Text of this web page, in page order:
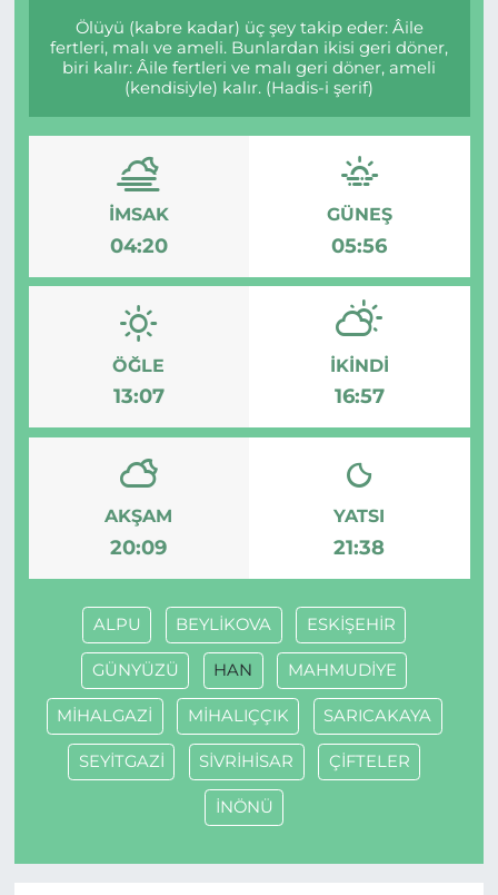
Ölüyü (kabre kadar) üç şey takip eder: Âile
fertleri, malı ve ameli. Bunlardan ikisi geri döner,
biri kalır: Âile fertleri ve malı geri döner, ameli
(kendisiyle) kalır. (Hadis-i şerif)
İMSAK
04:20
GÜNEŞ
05:56
ÖĞLE
13:07
İKINDI
16:57
AKŞAM
20:09
YATSI
21:38
ALPU BEYLİKOVA ESKİŞEHİR
GÜNYÜZÜ HAN MAHMUDİYE
MİHALGAZİ MİHALIÇÇIK SARICAKAYA
SEYİTGAZİ SİVRİHİSAR ÇİFTELER
İNÖNÜ